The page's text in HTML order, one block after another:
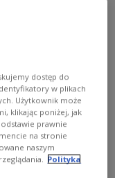
dostęp do
w plikach
Użytkownik może
klikając poniżej, jak
prawnie
na stronie
naszym
Polityka